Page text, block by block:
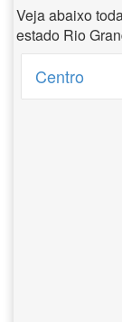
Veja abaixo
estado Rio
Centro